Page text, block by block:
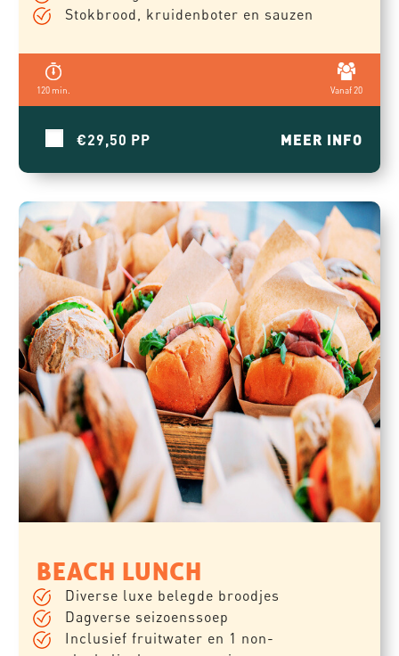
Stokbrood, kruidenboter en sauzen
120 min. Vanaf 20
€29,50 MEER INFO
BEACH LUNCH
Diverse luxe belegde broodjes
Dagverse seizoenssoep
Inclusief fruitwater en 1 non-